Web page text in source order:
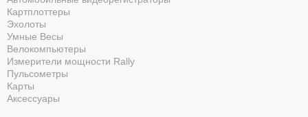
• Отображение скорости. Можно рассчитать среднюю
скорость пройденного маршрута. Просто введите
расстояние на начало и нажмите на секундомер при
достижении пункта назначения - будет отображена
средняя скорость.
• Минеральное стекло. Прочное, устойчивое к
царапинам минеральное стекло защищает часы от
Картплоттеры
Эхолоты
Умные Весы
Велокомпьютеры
Измерители мощности Rally
Пульсометры
Карты
Аксессуары